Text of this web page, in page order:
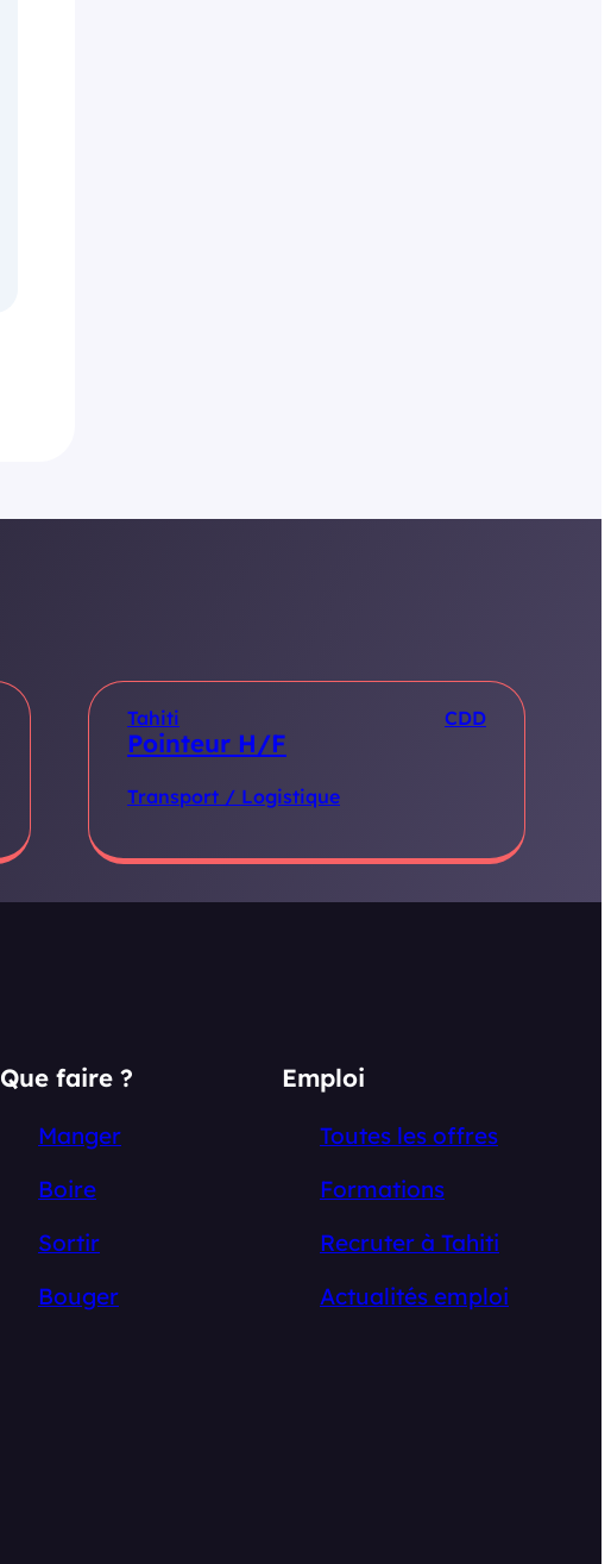
Tahiti CDD
Pointeur H/F
Transport / Logistique
Que faire ?
Manger
Boire
Sortir
Bouger
Emploi
Toutes les offres
Formations
Recruter à Tahiti
Actualités emploi